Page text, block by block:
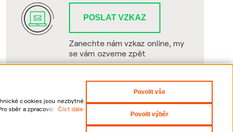
cookies jsou nezbytné
sběr a zpracování Číst dále
Povolit vše
Povolit výběr
POSLAT VZKAZ
Zanechte nám vzkaz online, my
se vám ozveme zpět